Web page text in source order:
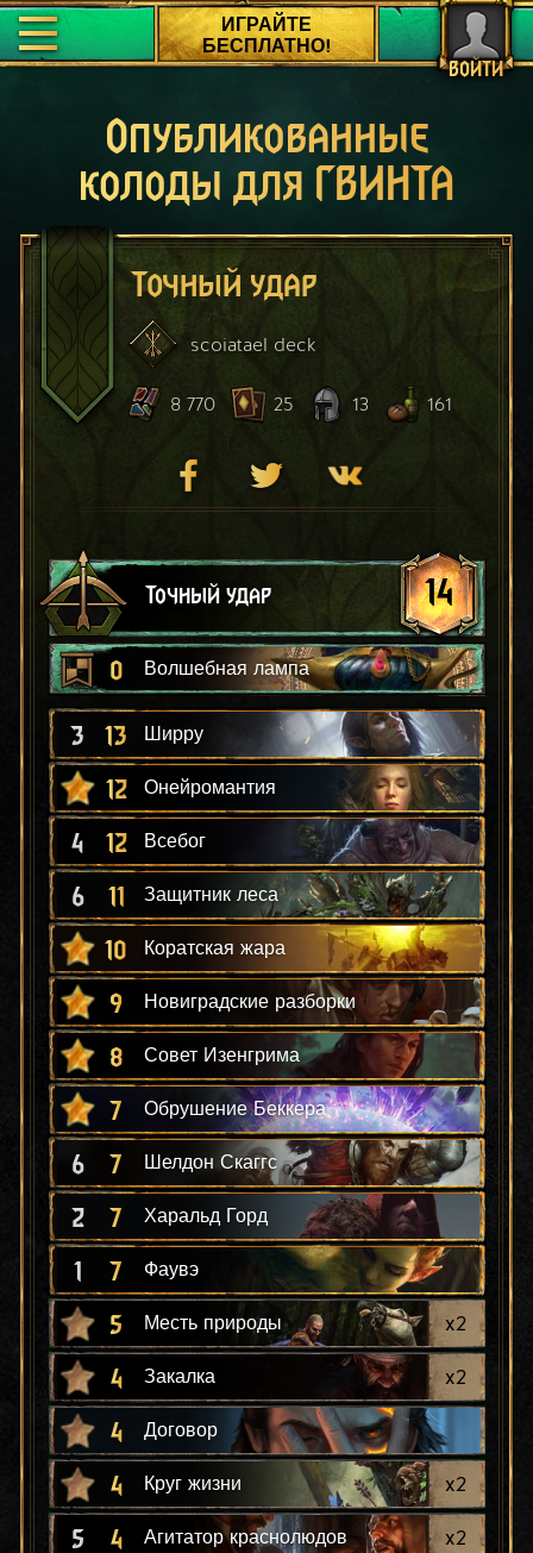
ВОЙТИ
ИГРАЙТЕ
БЕСПЛАТНО!
Опубликованные
колоды для ГВИНТА
Точный удар
scoiatael deck
8 770 25 13 161
Точный удар 14
0 Волшебная лампа
3 13 Ширру
12 Онейромантия
4 12 Всебог
6 11 Защитник леса
10 Коратская жара
9 Новиградские разборки
8 Совет Изенгрима
7 Обрушение Беккера
6 7 Шелдон Скаггс
2 7 Харальд Горд
1 7 Фаувэ
5 Месть природы x2
4 Закалка x2
4 Договор
4 Круг жизни x2
5 4 Агитатор краснолюдов x2